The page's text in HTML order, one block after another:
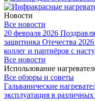
Новости
Все новости
20 февраля 2026
защитника Отечества 2026
коллег и партнёров с
Все новости
Использование
Все обзоры и советы
Гальванические
эксплуатация в